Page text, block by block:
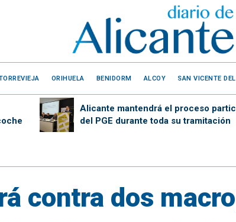
ORIHUELA BENIDORM ALCOY SAN VICENTE
Alicante mantendrá el proceso
del PGE durante toda su tramitación
contra dos